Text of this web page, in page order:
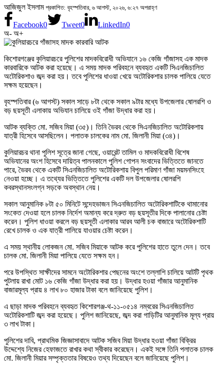
আজিজুল ইসলাম প্রকাশিত: বৃহস্পতিবার, ৬ আগস্ট, ২০২৬, ৬:২৭ অপরাহ্ণ
Facebook0 Tweet0 LinkedIn0
অ- অ+
কিশোরগঞ্জের কুলিয়ারচরে পুলিশের মাদকবিরোধী অভিযানে ১৬ কেজি গাঁজাসহ এক মাদক
কারবারিকে আটক করা হয়েছে। এ সময় মাদক পরিবহনে ব্যবহৃত একটি সিএনজিচালিত
অটোরিকশাও জব্দ করা হয়। তবে পুলিশের ধাওয়া খেয়ে অটোরিকশার চালক পালিয়ে যেতে
সক্ষম হয়েছেন।
বৃহস্পতিবার (৬ আগস্ট) সকাল সাড়ে ৮টা থেকে সকাল ৯টার মধ্যে উপজেলার ষোলরশি ও
বড় ছয়সূতী এলাকায় অভিযান চালিয়ে ওই গাঁজা উদ্ধার করা হয়।
আটক ব্যক্তি মো. সজিব মিয়া (৩৫)। তিনি ভৈরব থেকে সিএনজিচালিত অটোরিকশায়
যাত্রী হিসেবে আসছিলেন। পলাতক চালকের নাম মো. জিলানী মিয়া (৩৪)।
কুলিয়ারচর থানা পুলিশ সূত্রে জানা গেছে, ওয়ারেন্ট তামিল ও মাদকবিরোধী বিশেষ
অভিযানের অংশ হিসেবে দায়িত্ব পালনকালে পুলিশ গোপন সংবাদের ভিত্তিতে জানতে
পারে, ভৈরব থেকে একটি সিএনজিচালিত অটোরিকশায় বিপুল পরিমাণ গাঁজা ময়মনসিংহে
নেওয়া হচ্ছে। এ তথ্যের ভিত্তিতে পুলিশের একটি দল উপজেলার ষোলরশি
কবরস্থানসংলগ্ন সড়কে অবস্থান নেয়।
সকাল আনুমানিক ৮টা ৫০ মিনিটে সন্দেহভাজন সিএনজিচালিত অটোরিকশাটিকে থামানোর
সংকেত দেওয়া হলে চালক নির্দেশ অমান্য করে দ্রুত বড় ছয়সূতীর দিকে পালানোর চেষ্টা
করেন। পুলিশ ধাওয়া করলে বড় ছয়সূতী এলাকার আরব আলী চক বাজারে অটোরিকশাটি
রেখে চালক ও এক যাত্রী পালিয়ে যাওয়ার চেষ্টা করেন।
এ সময় স্থানীয় লোকজন মো. সজিব মিয়াকে আটক করে পুলিশের হাতে তুলে দেন। তবে
চালক মো. জিলানী মিয়া পালিয়ে যেতে সক্ষম হন।
পরে উপস্থিত সাক্ষীদের সামনে অটোরিকশার পেছনের অংশে তল্লাশি চালিয়ে আটটি পৃথক
পুটলায় রাখা মোট ১৬ কেজি গাঁজা উদ্ধার করা হয়। উদ্ধার হওয়া গাঁজার আনুমানিক
বাজারমূল্য প্রায় ৪ লাখ ৮০ হাজার টাকা বলে জানিয়েছে পুলিশ।
এ ছাড়া মাদক পরিবহনে ব্যবহৃত কিশোরগঞ্জ-থ-১১-০৫১৪ নম্বরের সিএনজিচালিত
অটোরিকশাটি জব্দ করা হয়েছে। পুলিশ জানিয়েছে, জব্দ করা গাড়িটির আনুমানিক মূল্য প্রায়
৩ লাখ টাকা।
পুলিশের দাবি, প্রাথমিক জিজ্ঞাসাবাদে আটক সজিব মিয়া উদ্ধার হওয়া গাঁজা বিক্রির
উদ্দেশ্যে নিজের হেফাজতে রাখার কথা স্বীকার করেছেন। একই সঙ্গে তিনি পলাতক চালক
মো. জিলানী মিয়ার সম্পৃক্ততার বিষয়েও তথ্য দিয়েছেন বলে জানিয়েছে পুলিশ।